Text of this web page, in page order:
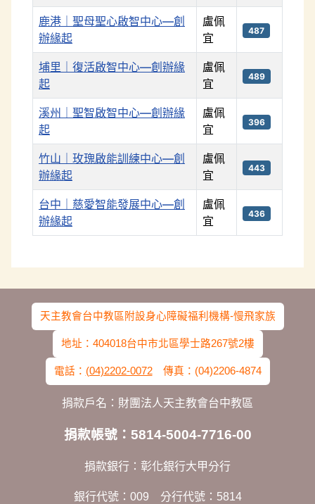
鹿港｜聖母聖心啟智中心—創
辦緣起
盧佩
宜
487
埔里｜復活啟智中心—創辦緣
起
盧佩
宜
489
溪州｜聖智啟智中心—創辦緣
起
盧佩
宜
396
竹山｜玫瑰啟能訓練中心—創
辦緣起
盧佩
宜
443
台中｜慈愛智能發展中心—創
辦緣起
盧佩
宜
436
天主教會台中教區附設身心障礙福利機構-慢飛家族
地址：404018台中市北區學士路267號2樓
電話： (04)2202-0072傳真：(04)2206-4874
捐款戶名：財團法人天主教會台中教區
捐款帳號：5814-5004-7716-00
捐款銀行：彰化銀行大甲分行
銀行代號：009 分行代號：5814